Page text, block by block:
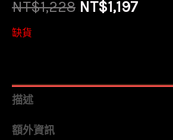
NT$1,228 原
格：
NT$1,197目
格：
缺貨
描述
額外資訊